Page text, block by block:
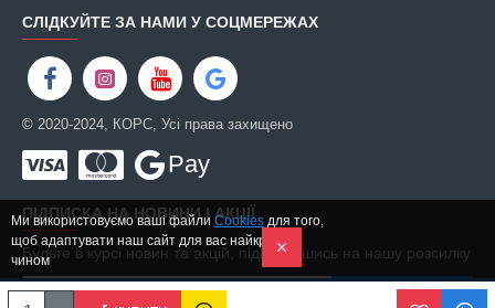
СЛІДКУЙТЕ ЗА НАМИ У СОЦМЕРЕЖАХ
© 2020-2024, КОРС, Усі права захищено
Pay
ПІДПИСКА НА НОВИНИ І АКЦІЇ
Будьте в курсі новин та акцій, підписавшись на нашу розсилку
Ми використовуємо ваші файли Cookies для того,
щоб адаптувати наш сайт для вас найкращим
чином